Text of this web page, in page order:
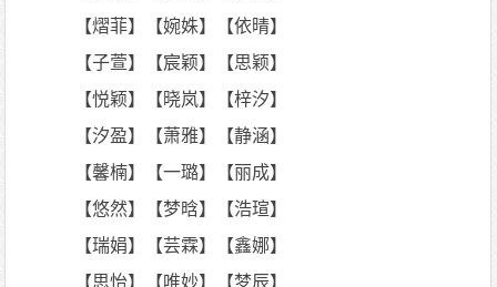
【熠菲】【婉姝】【依晴】
【子萱】【宸颖】【思颖】
【悦颖】【晓岚】【梓汐】
【汐盈】【萧雅】【静涵】
【馨楠】【一璐】【丽成】
【悠然】【梦晗】【浩瑄】
【瑞娟】【芸霖】【鑫娜】
【思怡】【唯妙】【梦辰】